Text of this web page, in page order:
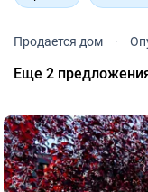
Продается дом ·
Еще 2